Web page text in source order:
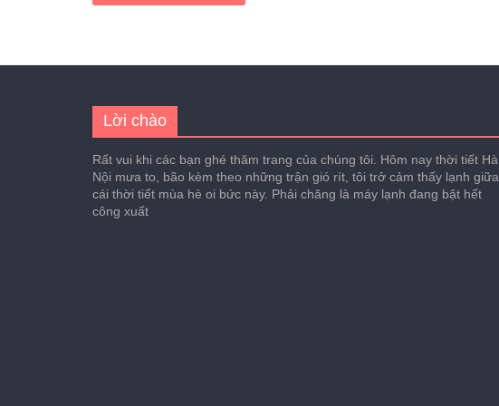
Lời chào
Rất vui khi các bạn ghé thăm trang của chúng tôi. Hôm nay thời tiết Hà
Nội mưa to, bão kèm theo những trận gió rít, tôi trở cảm thấy lạnh giữa
cái thời tiết mùa hè oi bức này. Phải chăng là máy lạnh đang bật hết
công xuất